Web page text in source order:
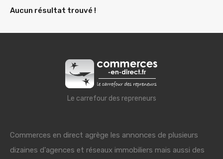
Aucun résultat trouvé !
Le carrefour des repreneurs
Commerces en direct agrège les annonces de plusieurs
dizaines d'agences et réseaux immobiliers mais aussi des